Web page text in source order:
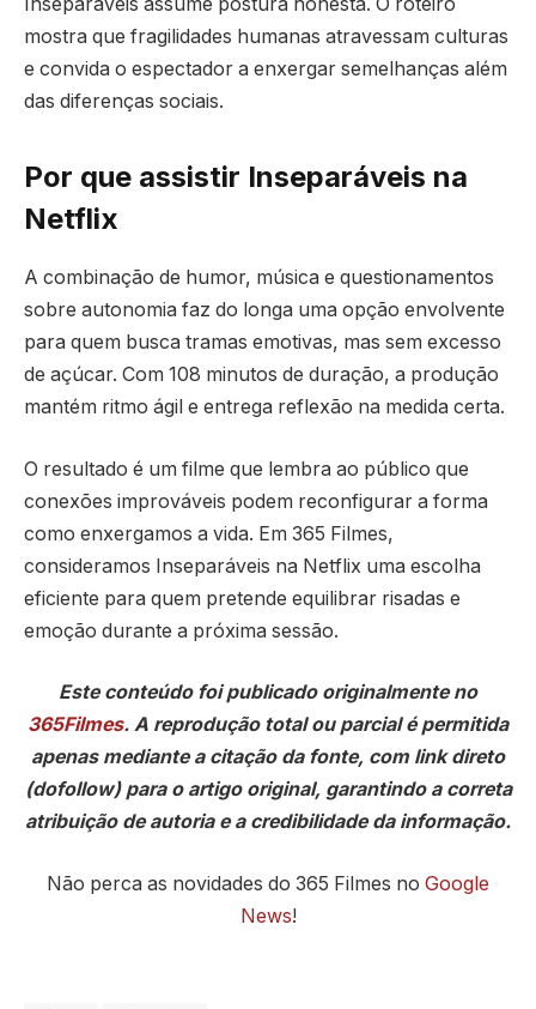
mostra que fragilidades humanas atravessam culturas
e convida o espectador a enxergar semelhanças além
das diferenças sociais.
Por que assistir Inseparáveis na
Netflix
A combinação de humor, música e questionamentos
sobre autonomia faz do longa uma opção envolvente
para quem busca tramas emotivas, mas sem excesso
de açúcar. Com 108 minutos de duração, a produção
mantém ritmo ágil e entrega reflexão na medida certa.
O resultado é um filme que lembra ao público que
conexões improváveis podem reconfigurar a forma
como enxergamos a vida. Em 365 Filmes,
consideramos Inseparáveis na Netflix uma escolha
eficiente para quem pretende equilibrar risadas e
emoção durante a próxima sessão.
Este conteúdo foi publicado originalmente no
365Filmes. A reprodução total ou parcial é permitida
apenas mediante a citação da fonte, com link direto
(dofollow) para o artigo original, garantindo a correta
atribuição de autoria e a credibilidade da informação.
Não perca as novidades do 365 Filmes no Google
News!